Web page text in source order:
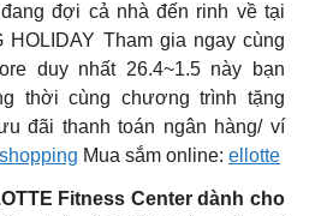
đợi cả nhà đến rinh về tại
HOLIDAY Tham gia ngay cùng
duy nhất 26.4~1.5 này bạn
thời cùng chương trình tặng
đãi thanh toán ngân hàng/ ví
Mua sắm online: ellotte
Fitness Center dành cho